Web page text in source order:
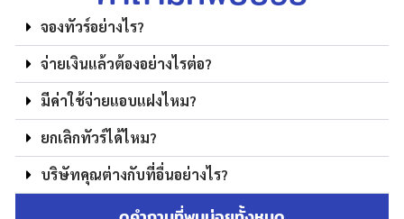
จองทัวร์อย่างไร?
จ่ายเงินแล้วต้องอย่างไรต่อ?
มีค่าใช้จ่ายแอบแฝงไหม?
ยกเลิกทัวร์ได้ไหม?
บริษัทคุณต่างกับที่อื่นอย่างไร?